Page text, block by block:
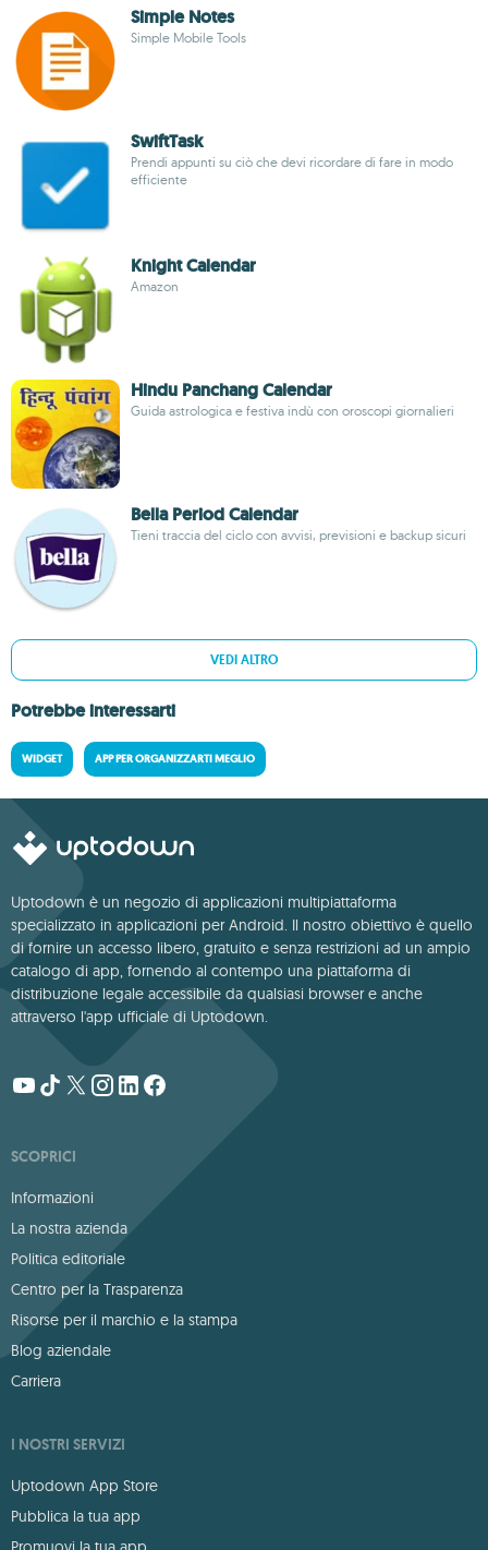
Simple Notes
Simple Mobile Tools
SwiftTask
Prendi appunti su ciò che devi ricordare di fare in modo
efficiente
Knight Calendar
Amazon
Hindu Panchang Calendar
Guida astrologica e festiva indù con oroscopi giornalieri
Bella Period Calendar
Tieni traccia del ciclo con avvisi, previsioni e backup sicuri
VEDI ALTRO
Potrebbe interessarti
WIDGET APP PER ORGANIZZARTI MEGLIO
Uptodown è un negozio di applicazioni multipiattaforma
specializzato in applicazioni per Android. Il nostro obiettivo è quello
di fornire un accesso libero, gratuito e senza restrizioni ad un ampio
catalogo di app, fornendo al contempo una piattaforma di
distribuzione legale accessibile da qualsiasi browser e anche
attraverso l'app ufficiale di Uptodown.
SCOPRICI
Informazioni
La nostra azienda
Politica editoriale
Centro per la Trasparenza
Risorse per il marchio e la stampa
Blog aziendale
Carriera
I NOSTRI SERVIZI
Uptodown App Store
Pubblica la tua app